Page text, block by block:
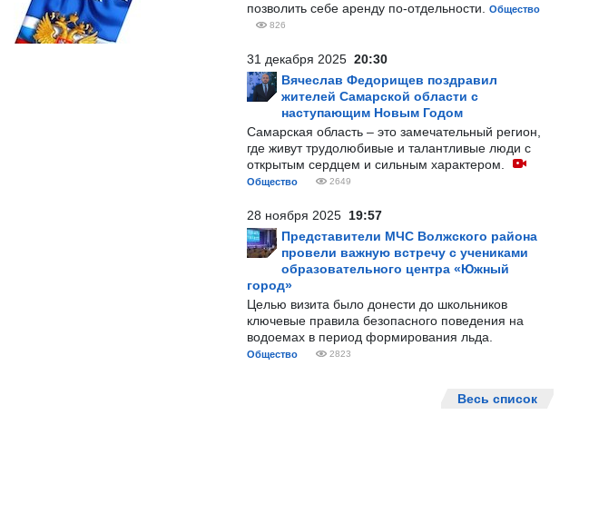
позволить себе аренду по-отдельности.
Общество
826
31 декабря 2025 20:30
Вячеслав Федорищев поздравил
жителей Самарской области с
наступающим Новым Годом
Самарская область – это замечательный регион,
где живут трудолюбивые и талантливые люди с
открытым сердцем и сильным характером.
Общество 2649
28 ноября 2025 19:57
Представители МЧС Волжского района
провели важную встречу с учениками
образовательного центра «Южный
город»
Целью визита было донести до школьников
ключевые правила безопасного поведения на
водоемах в период формирования льда.
Общество 2823
Весь список